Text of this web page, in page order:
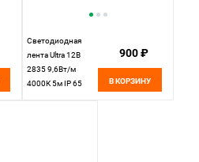
Светодиодная
лента Ultra 12В
2835 9,6Вт/м
4000К 5м IP 65
900 ₽
В КОРЗИНУ